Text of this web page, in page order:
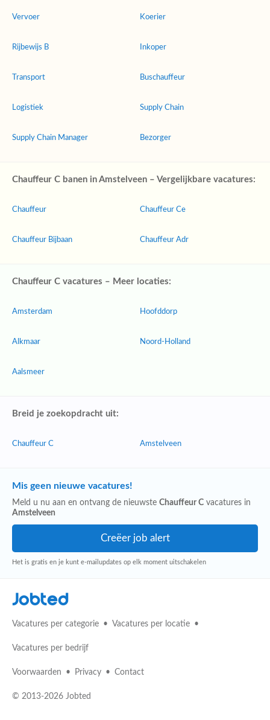
Vervoer
Rijbewijs B
Transport
Logistiek
Supply Chain Manager
Koerier
Inkoper
Buschauffeur
Supply Chain
Bezorger
Chauffeur C banen in Amstelveen – Vergelijkbare vacatures:
Chauffeur
Chauffeur Bijbaan
Chauffeur Ce
Chauffeur Adr
Chauffeur C vacatures – Meer locaties:
Amsterdam
Alkmaar
Aalsmeer
Hoofddorp
Noord-Holland
Breid je zoekopdracht uit:
Chauffeur C Amstelveen
Mis geen nieuwe vacatures!
Meld u nu aan en ontvang de nieuwste Chauffeur C vacatures in
Amstelveen
Het is gratis en je kunt e-mailupdates op elk moment uitschakelen
Jobted
Vacatures per categorie Vacatures per locatie
Vacatures per bedrijf
Voorwaarden Privacy Contact
© 2013-2026 Jobted